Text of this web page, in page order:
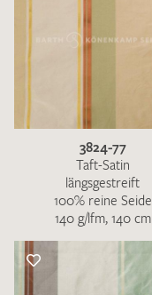
3824-77
Taft-Satin
längsgestreift
100% reine Seide
140 g/lfm, 140 cm